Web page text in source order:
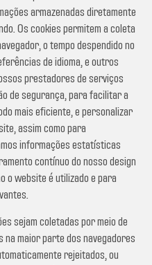
armazenadas diretamente
Os cookies permitem a coleta
o tempo despendido no
de idioma, e outros
prestadores de serviços
de segurança, para facilitar a
mais eficiente, e personalizar
assim como para
informações estatísticas
contínuo do nosso design
o website é utilizado e para
sejam coletadas por meio de
maior parte dos navegadores
rejeitados, ou